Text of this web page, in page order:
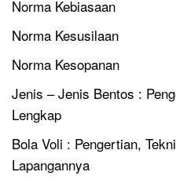
Norma Kebiasaan
Norma Kesusilaan
Norma Kesopanan
Jenis – Jenis Bentos :
Lengkap
Bola Voli : Pengertian,
Lapangannya